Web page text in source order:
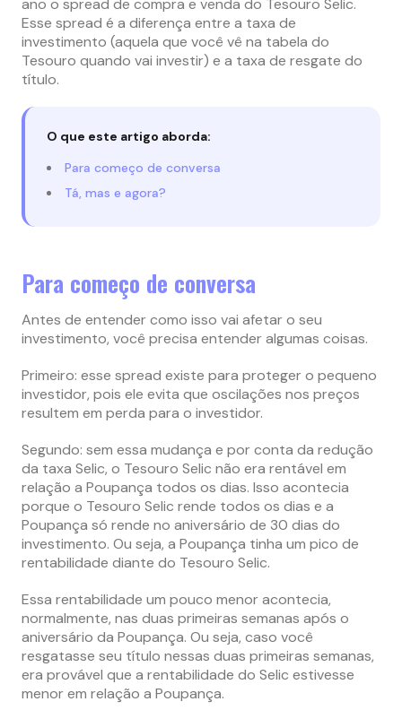
Esse spread é a diferença entre a taxa de
investimento (aquela que você vê na tabela do
Tesouro quando vai investir) e a taxa de resgate do
título.
O que este artigo aborda:
Para começo de conversa
Tá, mas e agora?
Para começo de conversa
Antes de entender como isso vai afetar o seu
investimento, você precisa entender algumas coisas.
Primeiro: esse spread existe para proteger o pequeno
investidor, pois ele evita que oscilações nos preços
resultem em perda para o investidor.
Segundo: sem essa mudança e por conta da redução
da taxa Selic, o Tesouro Selic não era rentável em
relação a Poupança todos os dias. Isso acontecia
porque o Tesouro Selic rende todos os dias e a
Poupança só rende no aniversário de 30 dias do
investimento. Ou seja, a Poupança tinha um pico de
rentabilidade diante do Tesouro Selic.
Essa rentabilidade um pouco menor acontecia,
normalmente, nas duas primeiras semanas após o
aniversário da Poupança. Ou seja, caso você
resgatasse seu título nessas duas primeiras semanas,
era provável que a rentabilidade do Selic estivesse
menor em relação a Poupança.